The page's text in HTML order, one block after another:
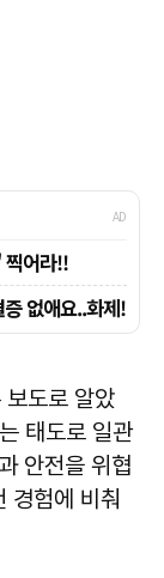
도로 알았
태도로 일관
안전을 위협
경험에 비춰